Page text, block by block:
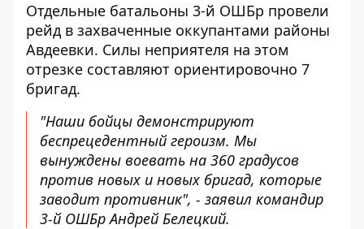
Отдельные батальоны 3-й ОШБр провели
рейд в захваченные оккупантами районы
Авдеевки. Силы неприятеля на этом
отрезке составляют ориентировочно 7
бригад.
"Наши бойцы демонстрируют
беспрецедентный героизм. Мы
вынуждены воевать на 360 градусов
против новых и новых бригад, которые
заводит противник", - заявил командир
3-й ОШБр Андрей Белецкий.